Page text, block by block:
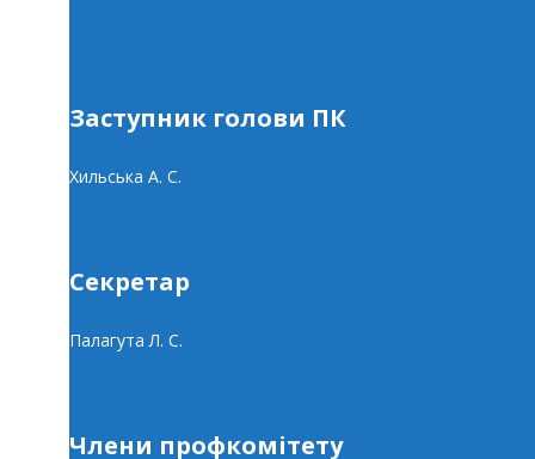
Заступник голови ПК
Хильська А. С.
Секретар
Палагута Л. С.
Члени профкомітету